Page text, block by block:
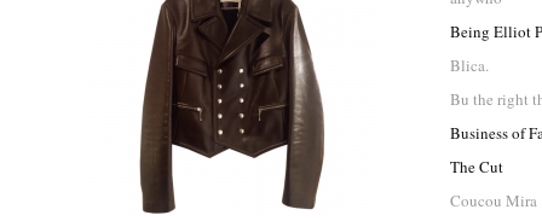
Being Elliot
Blica.
Bu the right
Business of
The Cut
Coucou Mira